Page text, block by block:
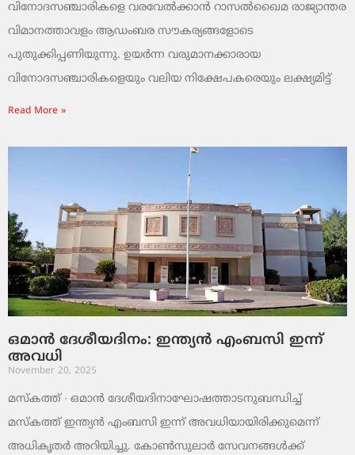
വിനോദസഞ്ചാരികളെ വരവേൽക്കാൻ റാസൽഖൈമ രാജ്യാന്തര
വിമാനത്താവളം ആഡംബര സൗകര്യങ്ങളോടെ
പുതുക്കിപ്പണിയുന്നു. ഉയർന്ന വരുമാനക്കാരായ
വിനോദസഞ്ചാരികളെയും വലിയ നിക്ഷേപകരെയും ലക്ഷ്യമിട്ട്
Read More »
ഒമാൻ ദേശീയദിനം: ഇന്ത്യൻ എംബസി ഇന്ന്
അവധി
November 20, 2025
മസ്‌കത്ത് ∙ ഒമാൻ ദേശീയദിനാഘോഷത്താടനുബന്ധിച്ച്
മസ്‌കത്ത് ഇന്ത്യൻ എംബസി ഇന്ന് അവധിയായിരിക്കുമെന്ന്
അധികൃതർ അറിയിച്ചു. കോൺസുലാർ സേവനങ്ങൾക്ക്